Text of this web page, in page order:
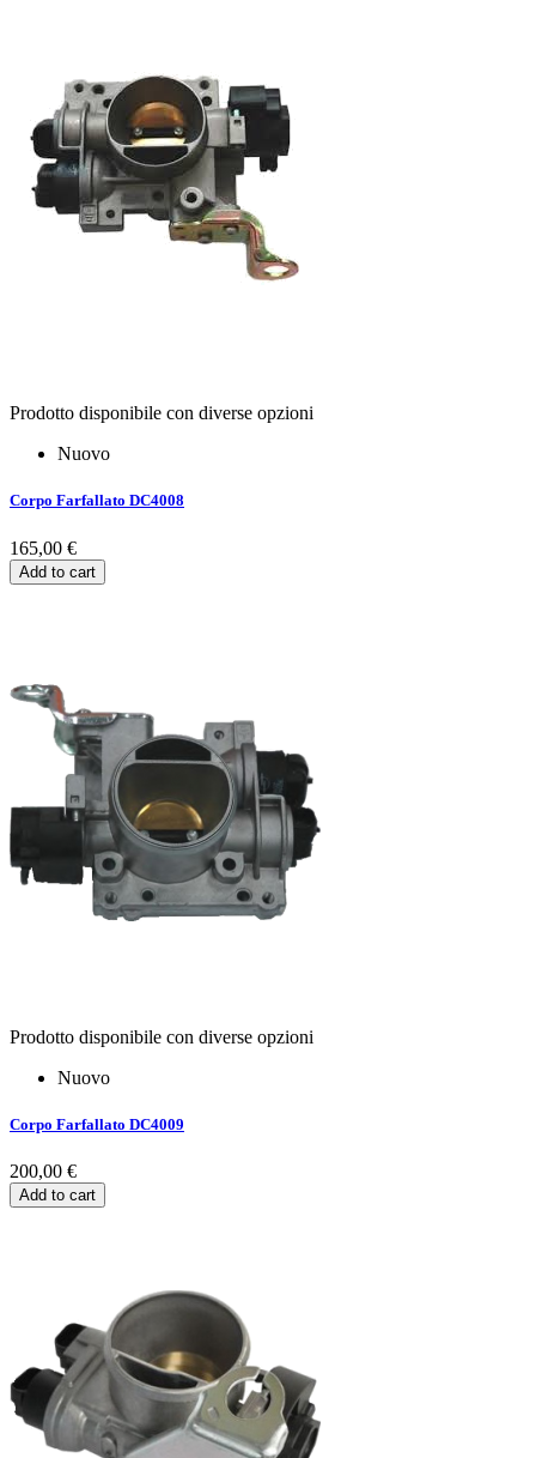
Prodotto disponibile con diverse opzioni
Nuovo
Corpo Farfallato DC4008
165,00 €
Add to cart
Prodotto disponibile con diverse opzioni
Nuovo
Corpo Farfallato DC4009
200,00 €
Add to cart